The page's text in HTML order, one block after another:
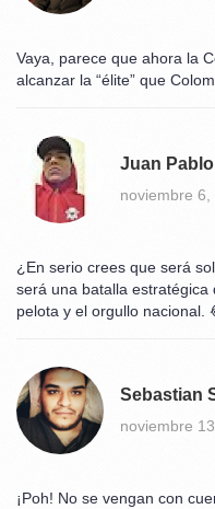
Vaya, parece que ahora la
alcanzar la “élite” que
Juan
noviembre 6,
¿En serio crees que será
será una batalla
pelota y el orgullo nacional.
Sebastian
noviembre
¡Poh! No se vengan con